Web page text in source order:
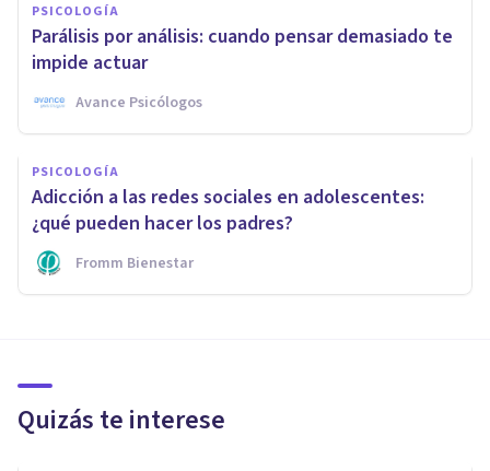
PSICOLOGÍA
Parálisis por análisis: cuando pensar demasiado te
impide actuar
Avance Psicólogos
PSICOLOGÍA
Adicción a las redes sociales en adolescentes:
¿qué pueden hacer los padres?
Fromm Bienestar
Quizás te interese